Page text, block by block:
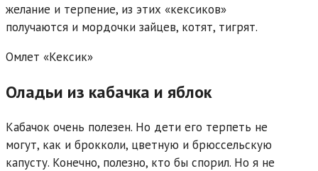
желание и терпение, из этих «кексиков»
получаются и мордочки зайцев, котят, тигрят.
Омлет «Кексик»
Оладьи из кабачка и яблок
Кабачок очень полезен. Но дети его терпеть не
могут, как и брокколи, цветную и брюссельскую
капусту. Конечно, полезно, кто бы спорил. Но я не